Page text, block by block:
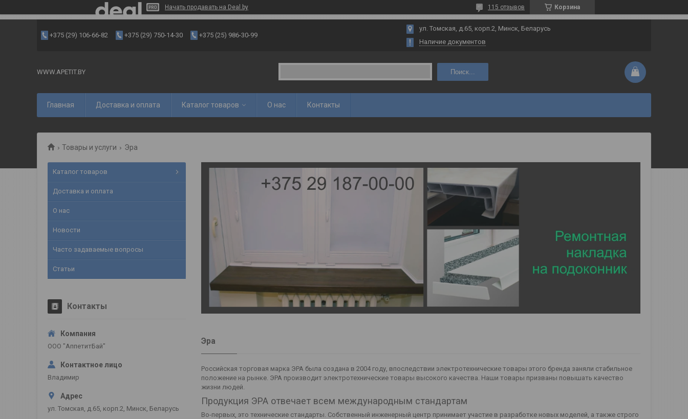
Начать продавать на Deal.by Корзина
115 отзывов
+375 (29) 106-66-82 +375 (29) 750-14-30 +375 (25) 986-30-99
ул. Томская, д.65, корп.2, Минск, Беларусь
Наличие документов
WWW.APETIT.BY Поиск...
Главная Доставка и оплата Каталог товаров О нас Контакты
Товары и услуги Эра
Эра
Российская торговая марка ЭРА была создана в 2004 году, впоследствии электротехнические товары этого бренда заняли стабильное
положение на рынке. ЭРА производит электротехнические товары высокого качества. Наши товары призваны повышать качество
жизни людей.
Продукция ЭРА отвечает всем международным стандартам
Во-первых, это технические стандарты. Собственный инженерный центр принимает участие в разработке новых моделей, а также строго
Каталог товаров
Доставка и оплата
О нас
Новости
Часто задаваемые вопросы
Статьи
Контакты
ООО "АппетитБай"
Владимир
ул. Томская, д.65, корп.2, Минск, Беларусь